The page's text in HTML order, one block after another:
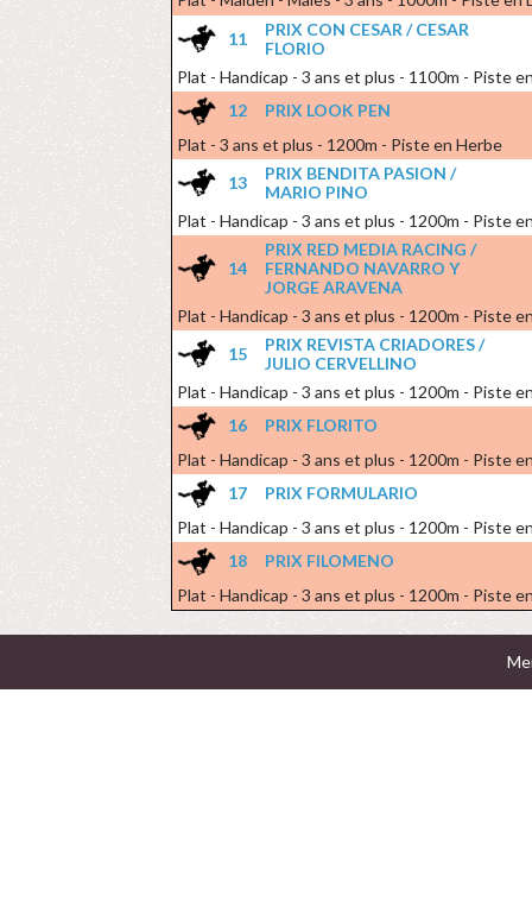
11
PRIX CON CESAR / CESAR
FLORIO
Plat - Handicap - 3 ans et plus - 1100m - Piste
12
PRIX LOOK PEN
Plat - 3 ans et plus - 1200m - Piste en Herbe
13
PRIX BENDITA PASION /
MARIO PINO
Plat - Handicap - 3 ans et plus - 1200m - Piste
14
PRIX RED MEDIA RACING /
FERNANDO NAVARRO Y
JORGE ARAVENA
Plat - Handicap - 3 ans et plus - 1200m - Piste
15
PRIX REVISTA CRIADORES /
JULIO CERVELLINO
Plat - Handicap - 3 ans et plus - 1200m - Piste
16
PRIX FLORITO
Plat - Handicap - 3 ans et plus - 1200m - Piste
17
PRIX FORMULARIO
Plat - Handicap - 3 ans et plus - 1200m - Piste
18
PRIX FILOMENO
Plat - Handicap - 3 ans et plus - 1200m - Piste